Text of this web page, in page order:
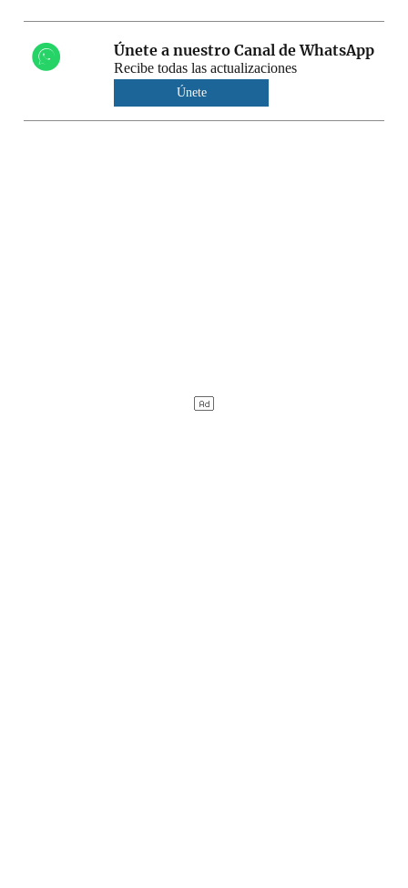
Únete a nuestro Canal de WhatsApp
Recibe todas las actualizaciones
Únete